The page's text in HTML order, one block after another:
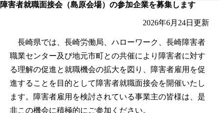
障害者就職面接会（島原会場）の参加企業を募集します
2026年6月24日 更新
長崎県では、長崎労働局、ハローワーク、長崎障害者
職業センター及び地元市町との共催により障害者に対す
る理解の促進と就職機会の拡大を図り、障害者雇用を促
進することを目的として障害者就職面接会を開催いたし
ます。障害者雇用を検討されている事業主の皆様は、是
非この機会に積極的にご参加ください。